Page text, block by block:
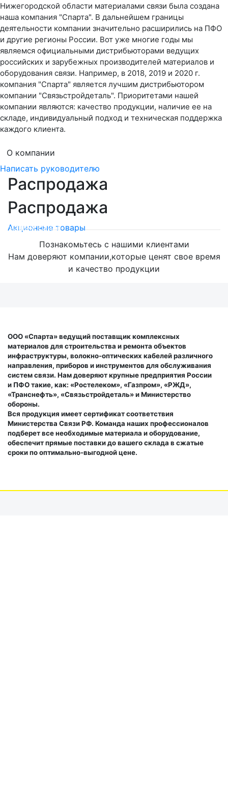
Нижегородской области материалами связи была создана
наша компания "Спарта". В дальнейшем границы
деятельности компании значительно расширились на ПФО
и другие регионы России. Вот уже многие годы мы
являемся официальными дистрибьюторами ведущих
российских и зарубежных производителей материалов и
оборудования связи. Например, в 2018, 2019 и 2020 г.
компания "Спарта" является лучшим дистрибьютором
компании "Связьстройдеталь". Приоритетами нашей
компании являются: качество продукции, наличие ее на
складе, индивидуальный подход и техническая поддержка
каждого клиента.
О компании
Написать руководителю
Распродажа
скидки на оптический кабель!
Распродажа
Акционные товары
нашем сайте
Познакомьтесь с нашими клиентами
Нам доверяют компании,которые ценят свое время
и качество продукции
ООО «Спарта» ведущий поставщик комплексных
материалов для строительства и ремонта объектов
инфраструктуры, волокно-оптических кабелей различного
направления, приборов и инструментов для обслуживания
систем связи. Нам доверяют крупные предприятия России
и ПФО такие, как: «Ростелеком», «Газпром», «РЖД»,
«Транснефть», «Связьстройдеталь» и Министерство
обороны.
Вся продукция имеет сертификат соответствия
Министерства Связи РФ. Команда наших профессионалов
подберет все необходимые материала и оборудование,
обеспечит прямые поставки до вашего склада в сжатые
сроки по оптимально-выгодной цене.